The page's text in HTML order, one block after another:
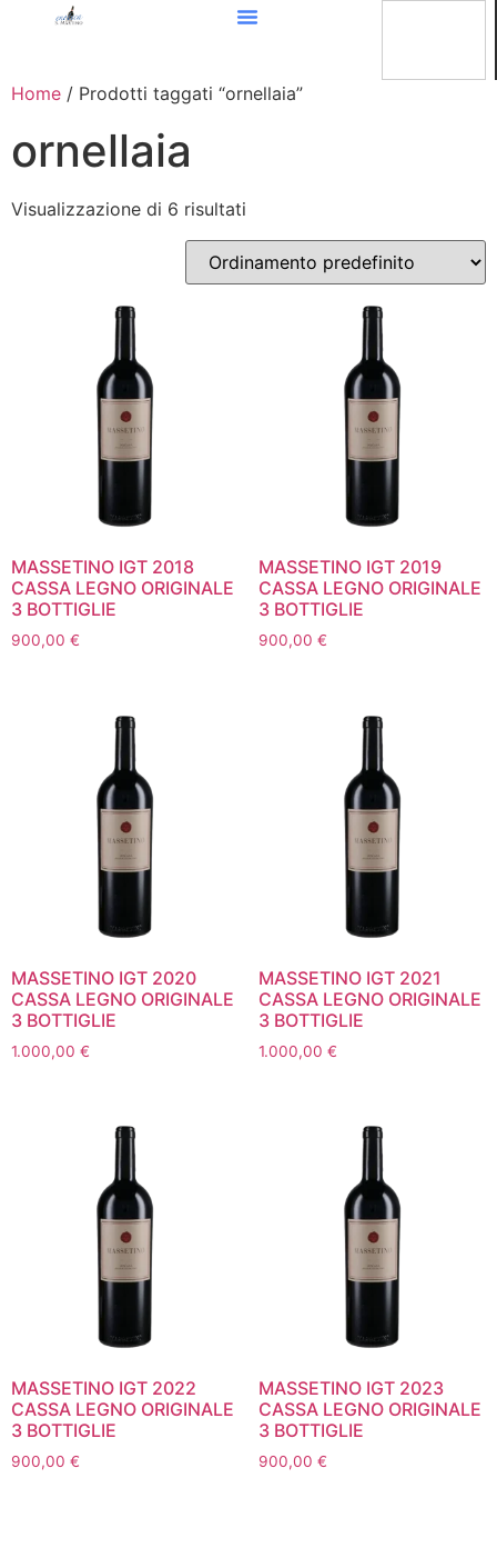
Home / Prodotti taggati “ornellaia”
ornellaia
Visualizzazione di 6 risultati
MASSETINO IGT 2018
CASSA LEGNO ORIGINALE
3 BOTTIGLIE
900,00 €
MASSETINO IGT 2019
CASSA LEGNO ORIGINALE
3 BOTTIGLIE
900,00 €
MASSETINO IGT 2020
CASSA LEGNO ORIGINALE
3 BOTTIGLIE
1.000,00 €
MASSETINO IGT 2021
CASSA LEGNO ORIGINALE
3 BOTTIGLIE
1.000,00 €
MASSETINO IGT 2022
CASSA LEGNO ORIGINALE
3 BOTTIGLIE
900,00 €
MASSETINO IGT 2023
CASSA LEGNO ORIGINALE
3 BOTTIGLIE
900,00 €